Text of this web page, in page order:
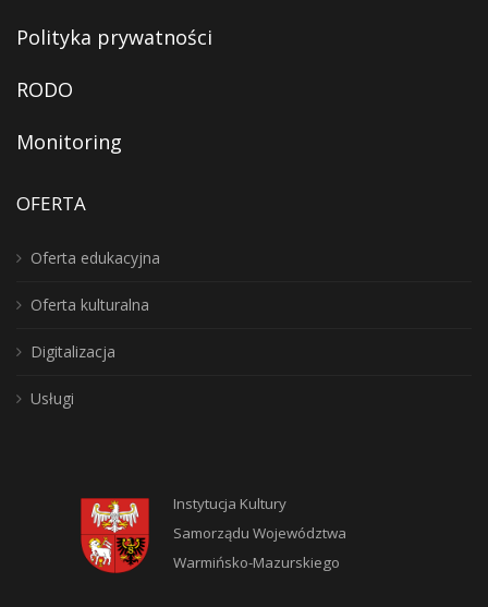
Polityka prywatności
RODO
Monitoring
OFERTA
Oferta edukacyjna
Oferta kulturalna
Digitalizacja
Usługi
Instytucja Kultury
Samorządu Województwa
Warmińsko-Mazurskiego